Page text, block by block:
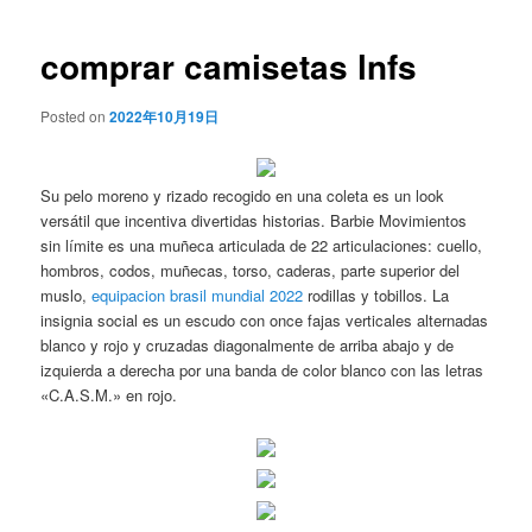
comprar camisetas lnfs
Posted on2022年10月19日
Su pelo moreno y rizado recogido en una coleta es un look
versátil que incentiva divertidas historias. Barbie Movimientos
sin límite es una muñeca articulada de 22 articulaciones: cuello,
hombros, codos, muñecas, torso, caderas, parte superior del
muslo,equipacion brasil mundial 2022 rodillas y tobillos. La
insignia social es un escudo con once fajas verticales alternadas
blanco y rojo y cruzadas diagonalmente de arriba abajo y de
izquierda a derecha por una banda de color blanco con las letras
«C.A.S.M.» en rojo.